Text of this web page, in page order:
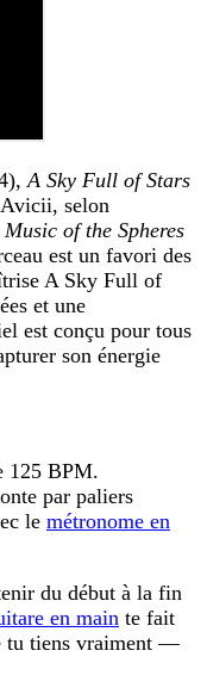
A Sky Full of Stars
selon
Music of the Spheres
est un favori des
A Sky Full of
et une
est conçu pour tous
son énergie
125 BPM.
par paliers
le métronome en
du début à la fin
en main te fait
tu tiens vraiment —